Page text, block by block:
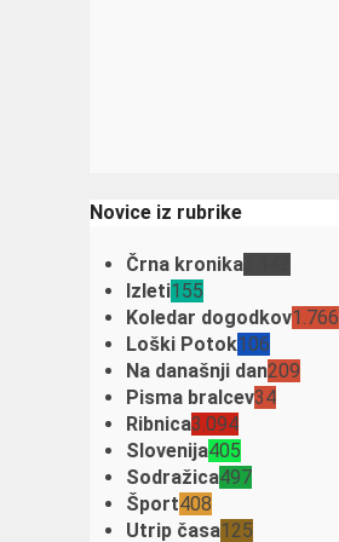
Novice iz rubrike
Črna kronika
Izleti155
Koledar dogodkov1.766
Loški Potok106
Na današnji dan209
Pisma bralcev34
Ribnica3.094
Slovenija405
Sodražica497
Šport408
Utrip časa125